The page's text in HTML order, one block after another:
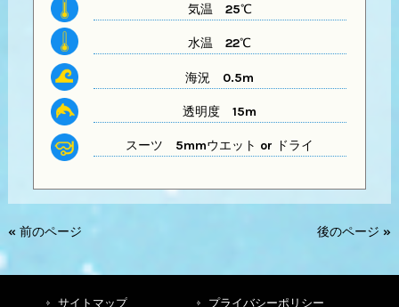
気温 25℃
水温 22℃
海況 0.5m
透明度 15m
スーツ 5mmウエット or ドライ
« 前のページ 後のページ »
サイトマップ プライバシーポリシー